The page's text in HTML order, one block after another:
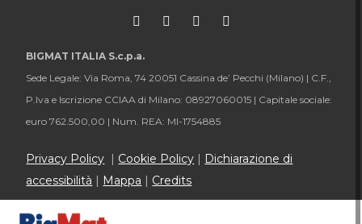
BIGMAT ITALIA S.c.p.a.
Sede Legale: Via Roma, 74 20051 Cassina de’ Pecchi (Milano) | C.F.,
P.Iva e Iscrizione CCIAA di Milano: 08927060015 | Capitale sociale:
euro 762.500,00 | Num. REA: MI-1754885
Privacy Policy Cookie Policy
Dichiarazione di
accessibilità
Mappa Credits